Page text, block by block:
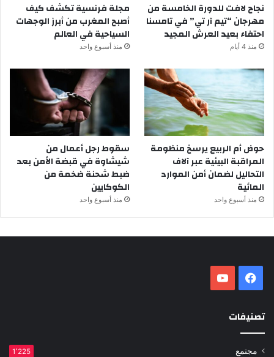
نجاح لافت للدورة الخامسة من
مهرجان “تيم آر تي” في تامسنا
احتفاء بعيد العرش المجيد
منذ 4 أيام
مجلة فرنسية تكشف كيف
أصبح المغرب من أبرز الوجهات
السياحية في العالم
منذ أسبوع واحد
حوض أم الربيع يرسخ منظومة
المراقبة البيئية عبر آلاف
التحاليل لضمان أمن الموارد
المائية
منذ أسبوع واحد
سقوط رجل أعمال من
شيشاوة في قبضة الأمن بعد
ضبط شحنة ضخمة من
الكوكايين
منذ أسبوع واحد
فيسبوك
تصنيفات
مجتمع 1٬225